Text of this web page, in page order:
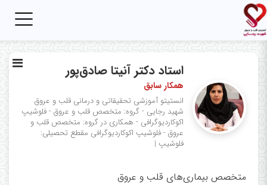
استاد دکتر آنیتا صادق‌پور
همکار سابق
انستیتو آموزشی تحقیقاتی و درمانی قلب و عروق
شهید رجایی - گروه: متخصص قلب و عروق - فلوشیپ
اکوکاردیوگرافی - همکاری در گروه: متخصص قلب و
عروق - فلوشیپ اکوکاردیوگرافی مقطع تحصیلی:
فلوشیپ |
متخصص بیماری‌های قلب و عروق